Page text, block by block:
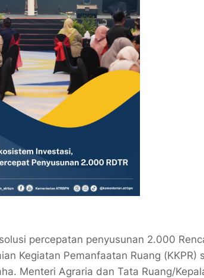
percepatan penyusunan 2.000
Kegiatan Pemanfaatan Ruang (KKPR)
Menteri Agraria dan Tata Ruang/